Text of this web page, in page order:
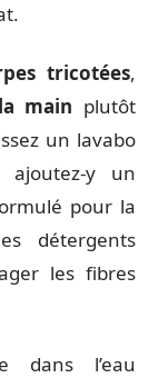
tricotées,
main plutôt
un lavabo
y un
pour la
détergents
les fibres
dans l’eau